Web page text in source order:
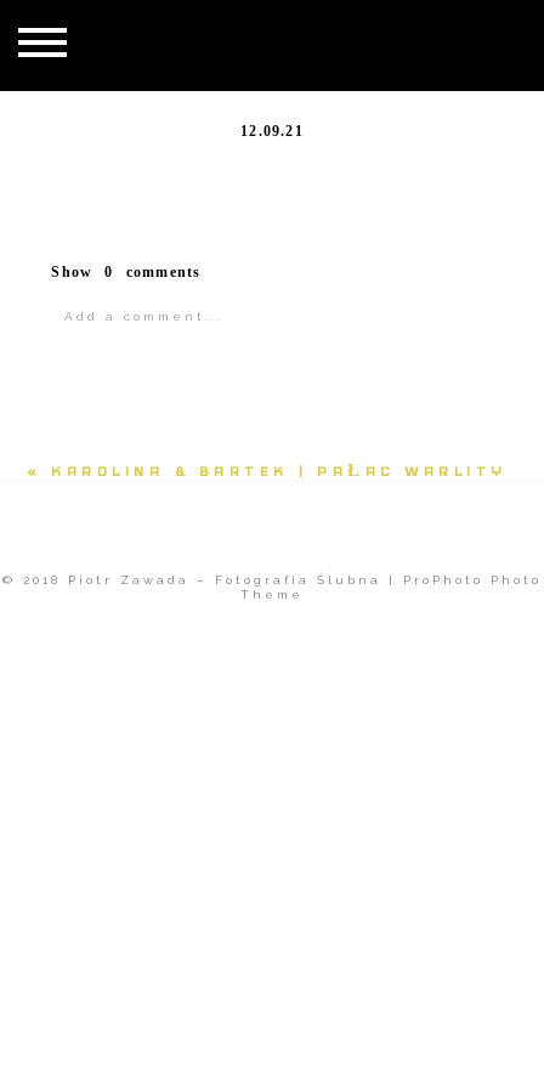
12.09.21
Show0 comments
Add a comment...
« KAROLINA & BARTEK | PAŁAC WARLITY
© 2018 Piotr Zawada – Fotografia Ślubna |
ProPhoto Photo
Theme